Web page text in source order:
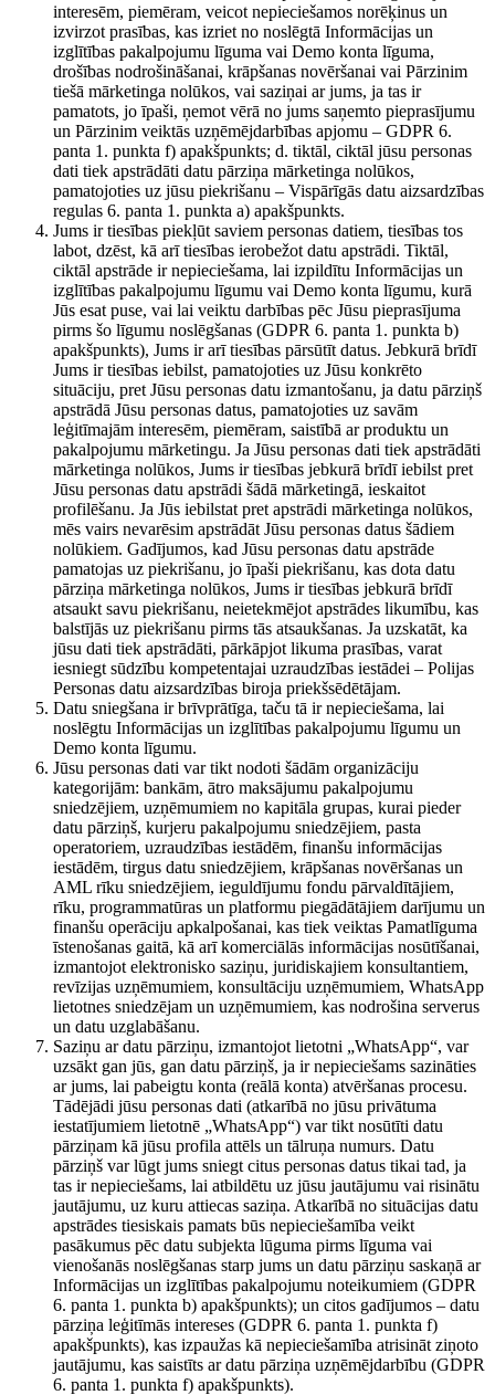
interesēm, piemēram, veicot nepieciešamos norēķinus un
izvirzot prasības, kas izriet no noslēgtā Informācijas un
izglītības pakalpojumu līguma vai Demo konta līguma,
drošības nodrošināšanai, krāpšanas novēršanai vai Pārzinim
tiešā mārketinga nolūkos, vai saziņai ar jums, ja tas ir
pamatots, jo īpaši, ņemot vērā no jums saņemto pieprasījumu
un Pārzinim veiktās uzņēmējdarbības apjomu – GDPR 6.
panta 1. punkta f) apakšpunkts; d. tiktāl, ciktāl jūsu personas
dati tiek apstrādāti datu pārziņa mārketinga nolūkos,
pamatojoties uz jūsu piekrišanu – Vispārīgās datu aizsardzības
regulas 6. panta 1. punkta a) apakšpunkts.
Jums ir tiesības piekļūt saviem personas datiem, tiesības tos
labot, dzēst, kā arī tiesības ierobežot datu apstrādi. Tiktāl,
ciktāl apstrāde ir nepieciešama, lai izpildītu Informācijas un
izglītības pakalpojumu līgumu vai Demo konta līgumu, kurā
Jūs esat puse, vai lai veiktu darbības pēc Jūsu pieprasījuma
pirms šo līgumu noslēgšanas (GDPR 6. panta 1. punkta b)
apakšpunkts), Jums ir arī tiesības pārsūtīt datus. Jebkurā brīdī
Jums ir tiesības iebilst, pamatojoties uz Jūsu konkrēto
situāciju, pret Jūsu personas datu izmantošanu, ja datu pārziņš
apstrādā Jūsu personas datus, pamatojoties uz savām
leģitīmajām interesēm, piemēram, saistībā ar produktu un
pakalpojumu mārketingu. Ja Jūsu personas dati tiek apstrādāti
mārketinga nolūkos, Jums ir tiesības jebkurā brīdī iebilst pret
Jūsu personas datu apstrādi šādā mārketingā, ieskaitot
profilēšanu. Ja Jūs iebilstat pret apstrādi mārketinga nolūkos,
mēs vairs nevarēsim apstrādāt Jūsu personas datus šādiem
nolūkiem. Gadījumos, kad Jūsu personas datu apstrāde
pamatojas uz piekrišanu, jo īpaši piekrišanu, kas dota datu
pārziņa mārketinga nolūkos, Jums ir tiesības jebkurā brīdī
atsaukt savu piekrišanu, neietekmējot apstrādes likumību, kas
balstījās uz piekrišanu pirms tās atsaukšanas. Ja uzskatāt, ka
jūsu dati tiek apstrādāti, pārkāpjot likuma prasības, varat
iesniegt sūdzību kompetentajai uzraudzības iestādei – Polijas
Personas datu aizsardzības biroja priekšsēdētājam.
Datu sniegšana ir brīvprātīga, taču tā ir nepieciešama, lai
noslēgtu Informācijas un izglītības pakalpojumu līgumu un
Demo konta līgumu.
Jūsu personas dati var tikt nodoti šādām organizāciju
kategorijām: bankām, ātro maksājumu pakalpojumu
sniedzējiem, uzņēmumiem no kapitāla grupas, kurai pieder
datu pārziņš, kurjeru pakalpojumu sniedzējiem, pasta
operatoriem, uzraudzības iestādēm, finanšu informācijas
iestādēm, tirgus datu sniedzējiem, krāpšanas novēršanas un
AML rīku sniedzējiem, ieguldījumu fondu pārvaldītājiem,
rīku, programmatūras un platformu piegādātājiem darījumu un
finanšu operāciju apkalpošanai, kas tiek veiktas Pamatlīguma
īstenošanas gaitā, kā arī komerciālās informācijas nosūtīšanai,
izmantojot elektronisko saziņu, juridiskajiem konsultantiem,
revīzijas uzņēmumiem, konsultāciju uzņēmumiem, WhatsApp
lietotnes sniedzējam un uzņēmumiem, kas nodrošina serverus
un datu uzglabāšanu.
Saziņu ar datu pārziņu, izmantojot lietotni „WhatsApp“, var
uzsākt gan jūs, gan datu pārziņš, ja ir nepieciešams sazināties
ar jums, lai pabeigtu konta (reālā konta) atvēršanas procesu.
Tādējādi jūsu personas dati (atkarībā no jūsu privātuma
iestatījumiem lietotnē „WhatsApp“) var tikt nosūtīti datu
pārziņam kā jūsu profila attēls un tālruņa numurs. Datu
pārziņš var lūgt jums sniegt citus personas datus tikai tad, ja
tas ir nepieciešams, lai atbildētu uz jūsu jautājumu vai risinātu
jautājumu, uz kuru attiecas saziņa. Atkarībā no situācijas datu
apstrādes tiesiskais pamats būs nepieciešamība veikt
pasākumus pēc datu subjekta lūguma pirms līguma vai
vienošanās noslēgšanas starp jums un datu pārziņu saskaņā ar
Informācijas un izglītības pakalpojumu noteikumiem (GDPR
6. panta 1. punkta b) apakšpunkts); un citos gadījumos – datu
pārziņa leģitīmās intereses (GDPR 6. panta 1. punkta f)
apakšpunkts), kas izpaužas kā nepieciešamība atrisināt ziņoto
jautājumu, kas saistīts ar datu pārziņa uzņēmējdarbību (GDPR
6. panta 1. punkta f) apakšpunkts).